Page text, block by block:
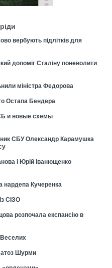
вербують підлітків для
допоміг Сталіну поневолити
міністра Федорова
Остапа Бендера
и новые схемы
СБУ Олександр Карамушка
і Юрій Іванющенко
нардепа Кучеренка
СІЗО
розпочала експансію в
Веселих
Шурми